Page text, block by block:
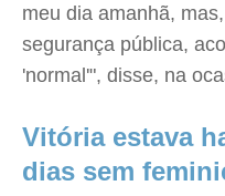
meu dia amanhã,
segurança pública,
'normal'", disse, na
Vitória estava
dias sem